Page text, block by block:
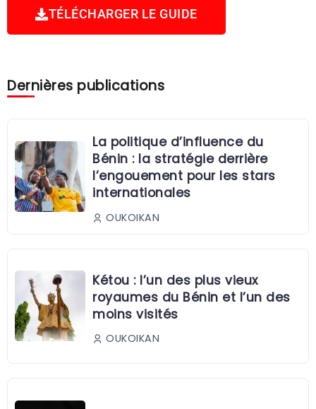
TÉLÉCHARGER LE GUIDE
Dernières publications
La politique d’influence du
Bénin : la stratégie derrière
l’engouement pour les stars
internationales
OUKOIKAN
Kétou : l’un des plus vieux
royaumes du Bénin et l’un des
moins visités
OUKOIKAN